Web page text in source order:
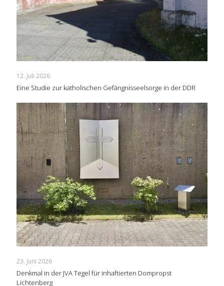
12. Juli 2026
Eine Studie zur katholischen Gefängnisseelsorge in der DDR
23. Juni 2026
Denkmal in der JVA Tegel für inhaftierten Dompropst
Lichtenberg